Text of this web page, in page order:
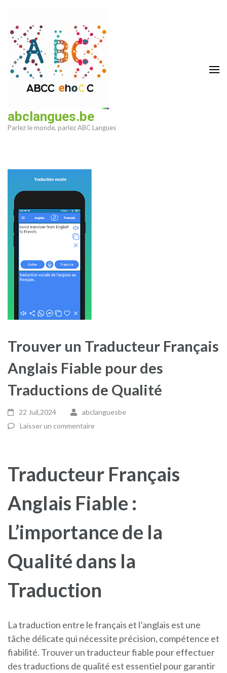
contenu
(Pressez
Entrée)
abclangues.be
Parlez le monde, parlez ABC Langues
Trouver un Traducteur Français
Anglais Fiable pour des
Traductions de Qualité
22 Juil,2024
abclanguesbe
Laisser un commentaire
Traducteur Français
Anglais Fiable :
L’importance de la
Qualité dans la
Traduction
La traduction entre le français et l’anglais est une
tâche délicate qui nécessite précision, compétence et
fiabilité. Trouver un traducteur fiable pour effectuer
des traductions de qualité est essentiel pour garantir